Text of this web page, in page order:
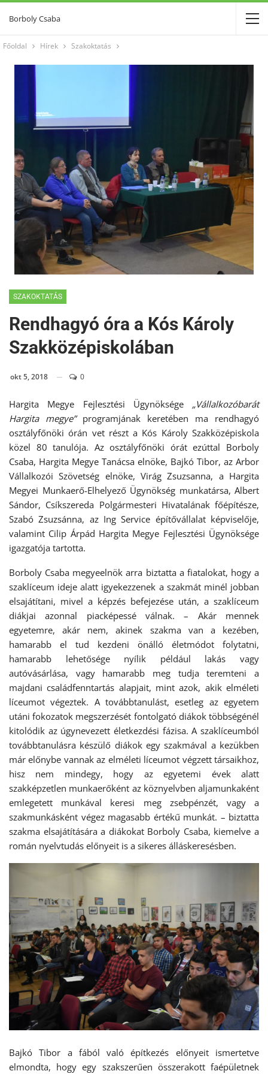
Borboly Csaba
Főoldal Hírek Szakoktatás
SZAKOKTATÁS
Rendhagyó óra a Kós Károly
Szakközépiskolában
okt 5, 2018 0
Hargita Megye Fejlesztési Ügynöksége „Vállalkozóbarát
Hargita megye”programjának keretében ma rendhagyó
osztályfőnöki órán vet részt a Kós Károly Szakközépiskola
közel 80 tanulója. Az osztályfőnöki órát ezúttal Borboly
Csaba, Hargita Megye Tanácsa elnöke, Bajkó Tibor, az Arbor
Vállalkozói Szövetség elnöke, Virág Zsuzsanna, a Hargita
Megyei Munkaerő-Elhelyező Ügynökség munkatársa, Albert
Sándor, Csíkszereda Polgármesteri Hivatalának főépítésze,
Szabó Zsuzsánna, az Ing Service építővállalat képviselője,
valamint Cilip Árpád Hargita Megye Fejlesztési Ügynöksége
igazgatója tartotta.
Borboly Csaba megyeelnök arra biztatta a fiatalokat, hogy a
szaklíceum ideje alatt igyekezzenek a szakmát minél jobban
elsajátítani, mivel a képzés befejezése után, a szaklíceum
diákjai azonnal piacképessé válnak. – Akár mennek
egyetemre, akár nem, akinek szakma van a kezében,
hamarabb el tud kezdeni önálló életmódot folytatni,
hamarabb lehetősége nyílik például lakás vagy
autóvásárlása, vagy hamarabb meg tudja teremteni a
majdani családfenntartás alapjait, mint azok, akik elméleti
líceumot végeztek. A továbbtanulást, esetleg az egyetem
utáni fokozatok megszerzését fontolgató diákok többségénél
kitolódik az úgynevezett életkezdési fázisa. A szaklíceumból
továbbtanulásra készülő diákok egy szakmával a kezükben
már előnybe vannak az elméleti líceumot végzett társaikhoz,
hisz nem mindegy, hogy az egyetemi évek alatt
szakképzetlen munkaerőként az köznyelvben aljamunkaként
emlegetett munkával keresi meg zsebpénzét, vagy a
szakmunkásként végez magasabb értékű munkát. – biztatta
szakma elsajátítására a diákokat Borboly Csaba, kiemelve a
román nyelvtudás előnyeit is a sikeres álláskeresésben.
Bajkó Tibor a fából való építkezés előnyeit ismertetve
elmondta, hogy egy szakszerűen összerakott faépületnek